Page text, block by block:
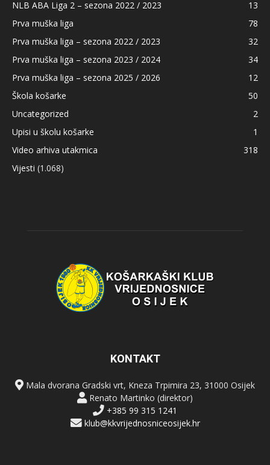
NLB ABA Liga 2 – sezona 2022 / 2023
13
Prva muška liga
78
Prva muška liga – sezona 2022 / 2023
32
Prva muška liga – sezona 2023 / 2024
34
Prva muška liga – sezona 2025 / 2026
12
Škola košarke
50
Uncategorized
2
Upisi u školu košarke
1
Video arhiva utakmica
318
Vijesti (1.068)
KONTAKT
Mala dvorana Gradski vrt, Kneza Trpimira 23, 31000 Osijek
Renato Martinko (direktor)
+385 99 315 1241
klub@kkvrijednosniceosijek.hr